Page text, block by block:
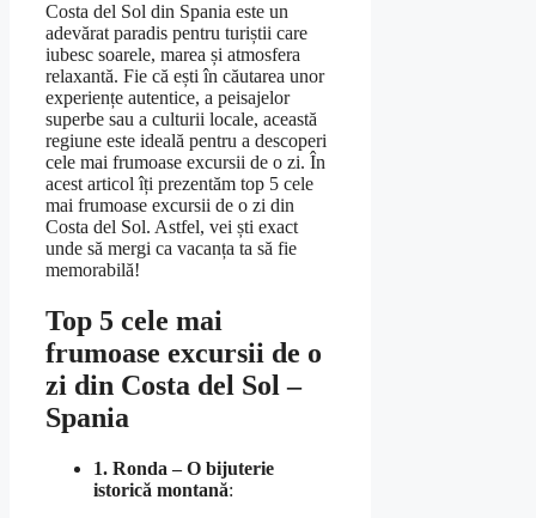
Costa del Sol din Spania este un
adevărat paradis pentru turiștii care
iubesc soarele, marea și atmosfera
relaxantă. Fie că ești în căutarea unor
experiențe autentice, a peisajelor
superbe sau a culturii locale, această
regiune este ideală pentru a descoperi
cele mai frumoase excursii de o zi. În
acest articol îți prezentăm top 5 cele
mai frumoase excursii de o zi din
Costa del Sol. Astfel, vei ști exact
unde să mergi ca vacanța ta să fie
memorabilă!
Top 5 cele mai
frumoase excursii de o
zi din Costa del Sol –
Spania
1. Ronda – O bijuterie
istorică montană: